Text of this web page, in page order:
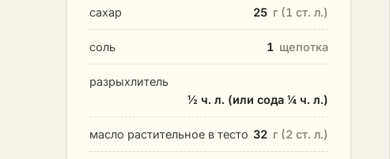
сахар 25 г (1 ст. л.)
соль 1 щепотка
разрыхлитель
½ ч. л. (или сода ¼ ч. л.)
масло растительное в тесто 32 г (2 ст. л.)